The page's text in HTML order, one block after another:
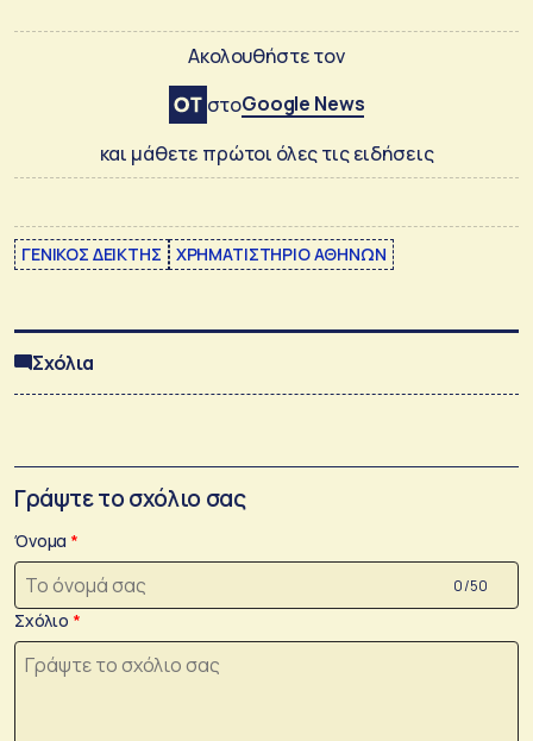
Ακολουθήστε τον
στοGoogle News
και μάθετε πρώτοι όλες τις ειδήσεις
ΓΕΝΙΚΟΣ ΔΕΙΚΤΗΣ ΧΡΗΜΑΤΙΣΤΗΡΙΟ ΑΘΗΝΩΝ
Σχόλια
Γράψτε το σχόλιο σας
Όνομα
0 /50
Σχόλιο